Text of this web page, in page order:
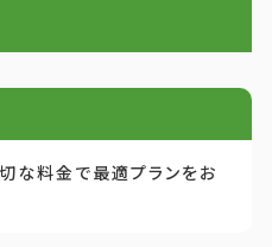
な料金で最適プランをお